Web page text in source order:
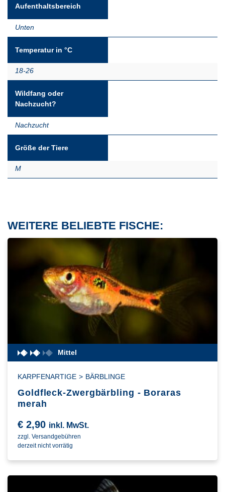
Aufenthaltsbereich
Unten
Temperatur in °C
18-26
Wildfang oder
Nachzucht?
Nachzucht
Größe der Tiere
M
WEITERE BELIEBTE FISCHE:
Mittel
KARPFENARTIGE > BÄRBLINGE
Goldfleck-Zwergbärbling - Boraras
merah
€ 2,90 inkl. MwSt.
zzgl. Versandgebühren
derzeit nicht vorrätig